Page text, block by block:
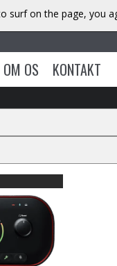
OM OS KONTAKT
surf on the page, you